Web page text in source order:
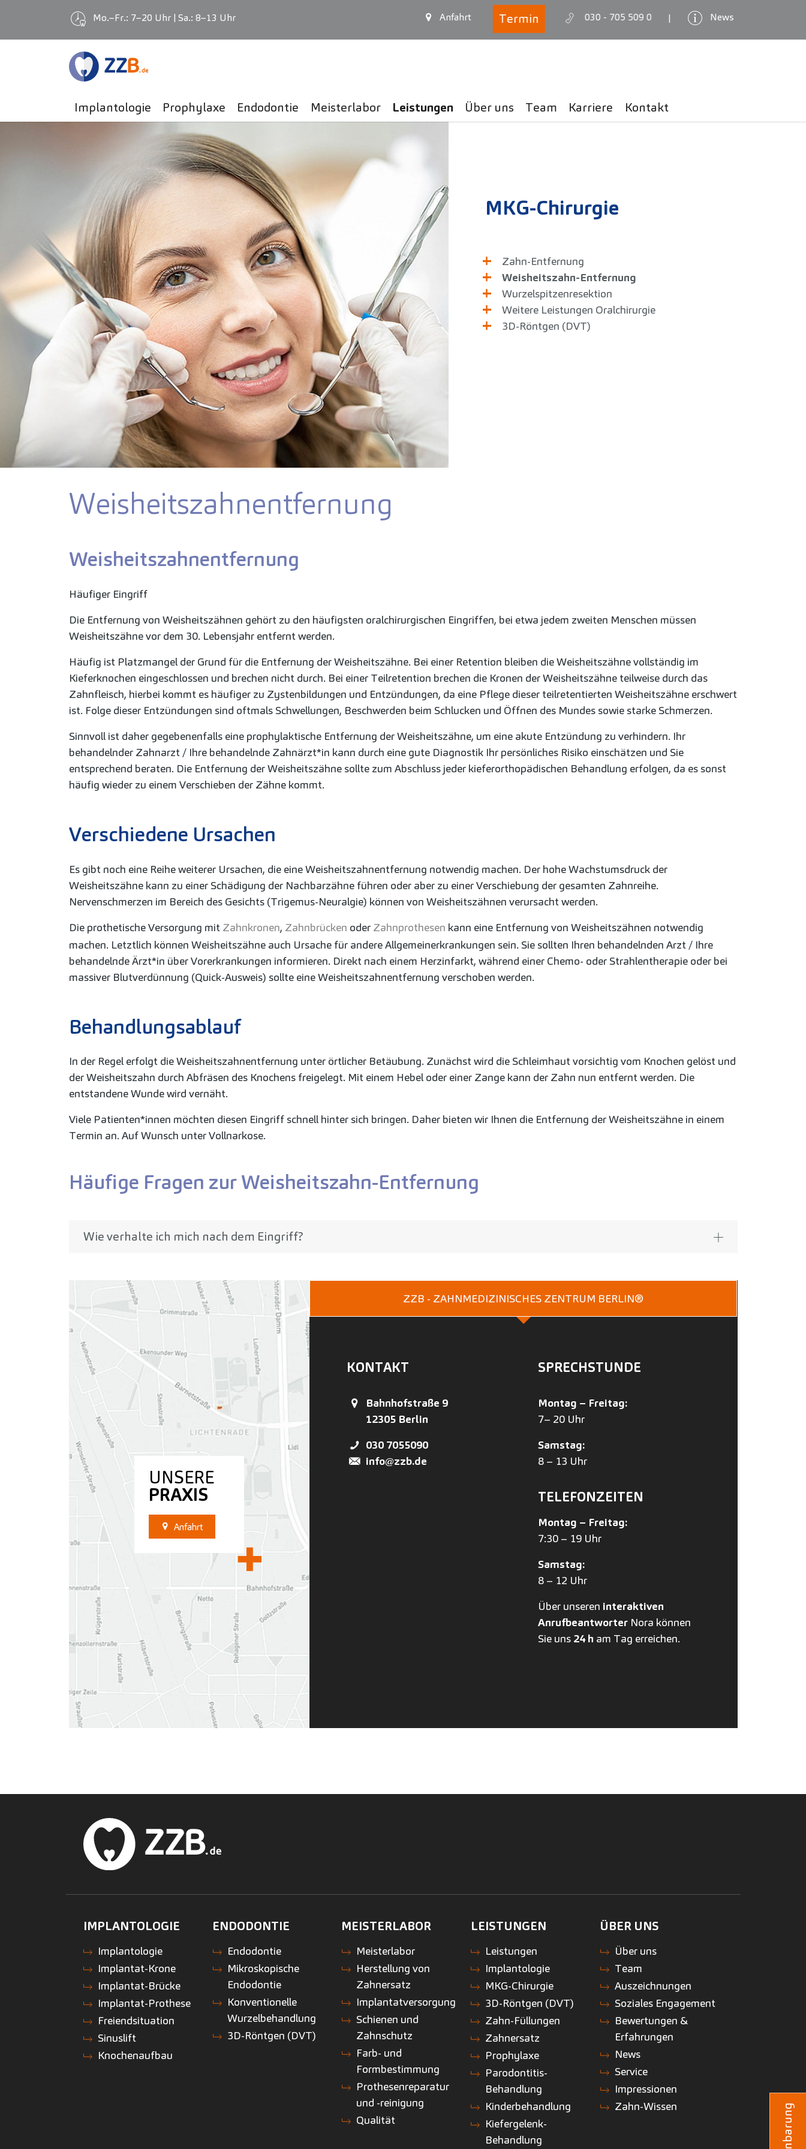
Zum Hauptinhalt springen
Mo.–Fr.: 7–20 Uhr | Sa.: 8–13 Uhr Anfahrt Termin 030 - 705 509 0 | News
Implantologie Prophylaxe Endodontie Meisterlabor Leistungen Über uns Team Karriere Kontakt
MKG-Chirurgie
Zahn-Entfernung
Weisheitszahn-Entfernung
Wurzelspitzenresektion
Weitere Leistungen Oralchirurgie
3D-Röntgen (DVT)
Weisheitszahnentfernung
Weisheitszahnentfernung
Häufiger Eingriff
Die Entfernung von Weisheitszähnen gehört zu den häufigsten oralchirurgischen Eingriffen, bei etwa jedem zweiten Menschen müssen
Weisheitszähne vor dem 30. Lebensjahr entfernt werden.
Häufig ist Platzmangel der Grund für die Entfernung der Weisheitszähne. Bei einer Retention bleiben die Weisheitszähne vollständig im
Kieferknochen eingeschlossen und brechen nicht durch. Bei einer Teilretention brechen die Kronen der Weisheitszähne teilweise durch das
Zahnfleisch, hierbei kommt es häufiger zu Zystenbildungen und Entzündungen, da eine Pflege dieser teilretentierten Weisheitszähne erschwert
ist. Folge dieser Entzündungen sind oftmals Schwellungen, Beschwerden beim Schlucken und Öffnen des Mundes sowie starke Schmerzen.
Sinnvoll ist daher gegebenenfalls eine prophylaktische Entfernung der Weisheitszähne, um eine akute Entzündung zu verhindern. Ihr
behandelnder Zahnarzt / Ihre behandelnde Zahnärzt*in kann durch eine gute Diagnostik Ihr persönliches Risiko einschätzen und Sie
entsprechend beraten. Die Entfernung der Weisheitszähne sollte zum Abschluss jeder kieferorthopädischen Behandlung erfolgen, da es sonst
häufig wieder zu einem Verschieben der Zähne kommt.
Verschiedene Ursachen
Es gibt noch eine Reihe weiterer Ursachen, die eine Weisheitszahnentfernung notwendig machen. Der hohe Wachstumsdruck der
Weisheitszähne kann zu einer Schädigung der Nachbarzähne führen oder aber zu einer Verschiebung der gesamten Zahnreihe.
Nervenschmerzen im Bereich des Gesichts (Trigemus-Neuralgie) können von Weisheitszähnen verursacht werden.
Die prothetische Versorgung mit Zahnkronen, Zahnbrücken oder Zahnprothesen kann eine Entfernung von Weisheitszähnen notwendig
machen. Letztlich können Weisheitszähne auch Ursache für andere Allgemeinerkrankungen sein. Sie sollten Ihren behandelnden Arzt / Ihre
behandelnde Ärzt*in über Vorerkrankungen informieren. Direkt nach einem Herzinfarkt, während einer Chemo- oder Strahlentherapie oder bei
massiver Blutverdünnung (Quick-Ausweis) sollte eine Weisheitszahnentfernung verschoben werden.
Behandlungsablauf
In der Regel erfolgt die Weisheitszahnentfernung unter örtlicher Betäubung. Zunächst wird die Schleimhaut vorsichtig vom Knochen gelöst und
der Weisheitszahn durch Abfräsen des Knochens freigelegt. Mit einem Hebel oder einer Zange kann der Zahn nun entfernt werden. Die
entstandene Wunde wird vernäht.
Viele Patienten*innen möchten diesen Eingriff schnell hinter sich bringen. Daher bieten wir Ihnen die Entfernung der Weisheitszähne in einem
Termin an. Auf Wunsch unter Vollnarkose.
Häufige Fragen zur Weisheitszahn-Entfernung
Wie verhalte ich mich nach dem Eingriff?
UNSERE
PRAXIS
Anfahrt
ZZB - ZAHNMEDIZINISCHES ZENTRUM BERLIN®
KONTAKT
Bahnhofstraße 9
12305 Berlin
030 7055090
info@zzb.de
SPRECHSTUNDE
Montag – Freitag:
7– 20 Uhr
Samstag:
8 – 13 Uhr
TELEFONZEITEN
Montag – Freitag:
7:30 – 19 Uhr
Samstag:
8 – 12 Uhr
Über unseren interaktiven
AnrufbeantworterNora können
Sie uns 24 h am Tag erreichen.
IMPLANTOLOGIE
Implantologie
Implantat-Krone
Implantat-Brücke
Implantat-Prothese
Freiendsituation
Sinuslift
Knochenaufbau
ENDODONTIE
Endodontie
Mikroskopische
Endodontie
Konventionelle
Wurzelbehandlung
3D-Röntgen (DVT)
MEISTERLABOR
Meisterlabor
Herstellung von
Zahnersatz
Implantatversorgung
Schienen und
Zahnschutz
Farb- und
Formbestimmung
Prothesenreparatur
und -reinigung
Qualität
LEISTUNGEN
Leistungen
Implantologie
MKG-Chirurgie
3D-Röntgen (DVT)
Zahn-Füllungen
Zahnersatz
Prophylaxe
Parodontitis-
Behandlung
Kinderbehandlung
Kiefergelenk-
Behandlung
ÜBER UNS
Über uns
Team
Auszeichnungen
Soziales Engagement
Bewertungen &
Erfahrungen
News
Service
Impressionen
Zahn-Wissen